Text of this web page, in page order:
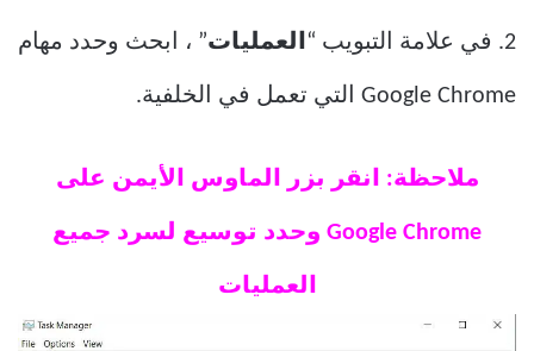
2. في علامة التبويب “ العمليات” ، ابحث وحدد مهام
Google Chrome التي تعمل في الخلفية.
ملاحظة: انقر بزر الماوس الأيمن على
Google Chrome وحدد توسيع لسرد جميع
العمليات